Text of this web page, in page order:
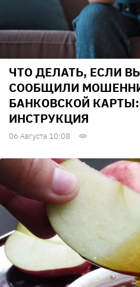
ЧТО ДЕЛАТЬ, ЕСЛИ
СООБЩИЛИ
БАНКОВСКОЙ
ИНСТРУКЦИЯ
06 Августа 10:08